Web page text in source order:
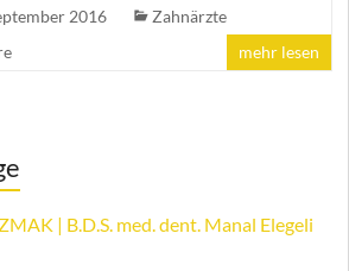
2016
Zahnärzte
mehr lesen
| B.D.S. med. dent. Manal Elegeli